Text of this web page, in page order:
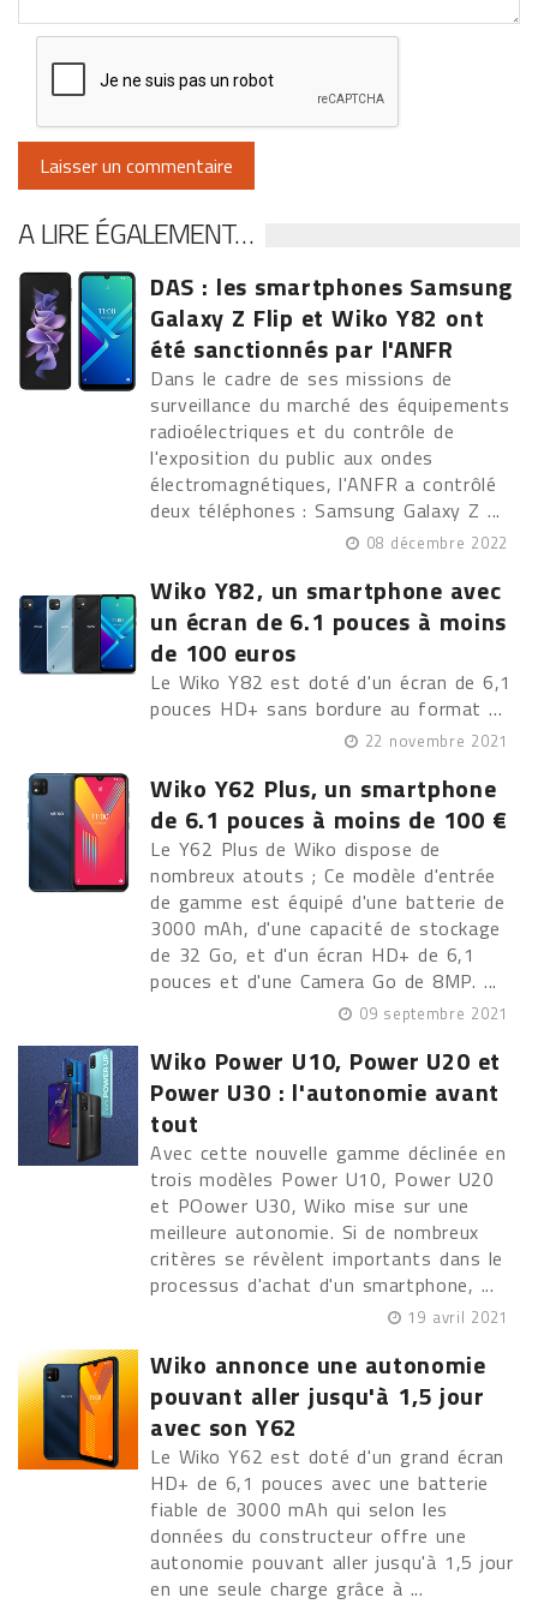
A LIRE ÉGALEMENT…
DAS : les smartphones Samsung
Galaxy Z Flip et Wiko Y82 ont
été sanctionnés par l'ANFR
Dans le cadre de ses missions de
surveillance du marché des équipements
radioélectriques et du contrôle de
l'exposition du public aux ondes
électromagnétiques, l'ANFR a contrôlé
deux téléphones : Samsung Galaxy Z ...
08 décembre 2022
Wiko Y82, un smartphone avec
un écran de 6.1 pouces à moins
de 100 euros
Le Wiko Y82 est doté d'un écran de 6,1
pouces HD+ sans bordure au format ...
22 novembre 2021
Wiko Y62 Plus, un smartphone
de 6.1 pouces à moins de 100 €
Le Y62 Plus de Wiko dispose de
nombreux atouts ; Ce modèle d'entrée
de gamme est équipé d'une batterie de
3000 mAh, d'une capacité de stockage
de 32 Go, et d'un écran HD+ de 6,1
pouces et d'une Camera Go de 8MP. ...
09 septembre 2021
Wiko Power U10, Power U20 et
Power U30 : l'autonomie avant
tout
Avec cette nouvelle gamme déclinée en
trois modèles Power U10, Power U20
et POower U30, Wiko mise sur une
meilleure autonomie. Si de nombreux
critères se révèlent importants dans le
processus d'achat d'un smartphone, ...
19 avril 2021
Wiko annonce une autonomie
pouvant aller jusqu'à 1,5 jour
avec son Y62
Le Wiko Y62 est doté d'un grand écran
HD+ de 6,1 pouces avec une batterie
fiable de 3000 mAh qui selon les
données du constructeur offre une
autonomie pouvant aller jusqu'à 1,5 jour
en une seule charge grâce à ...